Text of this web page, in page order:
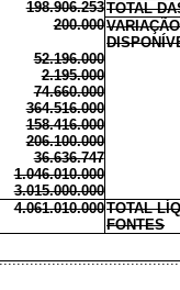
198.906.253TOTAL
200.000
52.196.000
2.195.000
74.660.000
364.516.000
158.416.000
206.100.000
36.636.747
1.046.010.000
3.015.000.000
4.061.010.000TOTAL
FONTES